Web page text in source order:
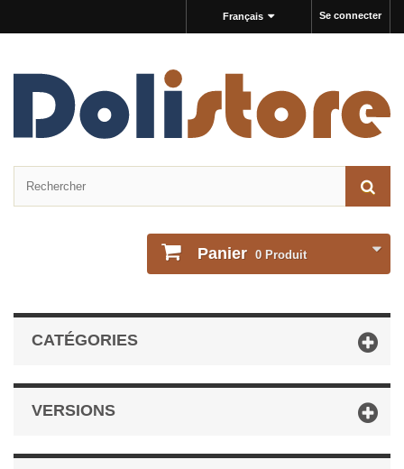
Se connecter
Français
Panier 0 Produit
CATÉGORIES
VERSIONS